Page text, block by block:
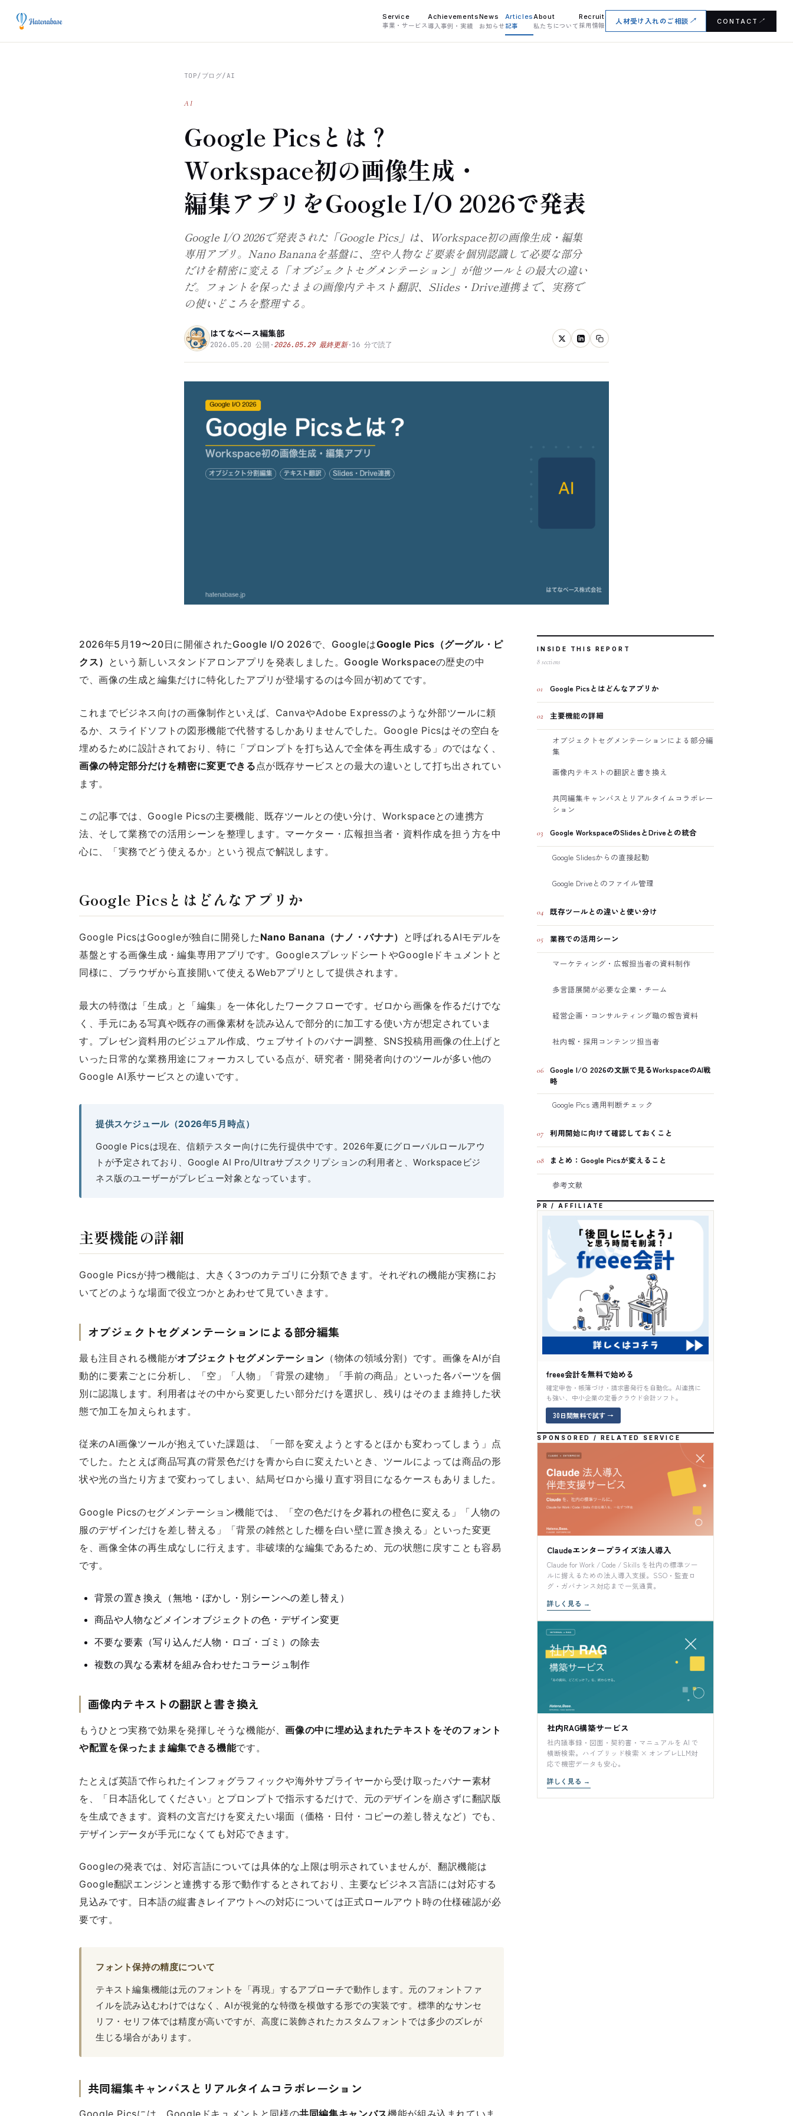
TOP/ ブログ/AI
AI
Google Picsとは？
Workspace初の画像生成・
編集アプリをGoogle I/O 2026で発表
Google I/O 2026で発表された「Google Pics」は、Workspace初の画像生成・編集
専用アプリ。Nano Bananaを基盤に、空や人物など要素を個別認識して必要な部分
だけを精密に変える「オブジェクトセグメンテーション」が他ツールとの最大の違い
だ。フォントを保ったままの画像内テキスト翻訳、Slides・Drive連携まで、実務で
の使いどころを整理する。
はてなベース編集部
2026.05.20 公開 ·2026.05.29最終更新·16 分で読了
2026年5月19〜20日に開催されたGoogle I/O 2026で、GoogleはGoogle Pics（グーグル・ピ
クス） という新しいスタンドアロンアプリを発表しました。Google Workspaceの歴史の中
で、画像の生成と編集だけに特化したアプリが登場するのは今回が初めてです。
これまでビジネス向けの画像制作といえば、CanvaやAdobe Expressのような外部ツールに頼
るか、スライドソフトの図形機能で代替するしかありませんでした。Google Picsはその空白を
埋めるために設計されており、特に「プロンプトを打ち込んで全体を再生成する」のではなく、
画像の特定部分だけを精密に変更できる 点が既存サービスとの最大の違いとして打ち出されてい
ます。
この記事では、Google Picsの主要機能、既存ツールとの使い分け、Workspaceとの連携方
法、そして業務での活用シーンを整理します。マーケター・広報担当者・資料作成を担う方を中
心に、「実務でどう使えるか」という視点で解説します。
Google Picsとはどんなアプリか
Google PicsはGoogleが独自に開発した Nano Banana（ナノ・バナナ） と呼ばれるAIモデルを
基盤とする画像生成・編集専用アプリです。GoogleスプレッドシートやGoogleドキュメントと
同様に、ブラウザから直接開いて使えるWebアプリとして提供されます。
最大の特徴は「生成」と「編集」を一体化したワークフローです。ゼロから画像を作るだけでな
く、手元にある写真や既存の画像素材を読み込んで部分的に加工する使い方が想定されていま
す。プレゼン資料用のビジュアル作成、ウェブサイトのバナー調整、SNS投稿用画像の仕上げと
いった日常的な業務用途にフォーカスしている点が、研究者・開発者向けのツールが多い他の
Google AI系サービスとの違いです。
提供スケジュール（2026年5月時点）
Google Picsは現在、信頼テスター向けに先行提供中です。2026年夏にグローバルロールアウ
トが予定されており、Google AI Pro/Ultraサブスクリプションの利用者と、Workspaceビジ
ネス版のユーザーがプレビュー対象となっています。
主要機能の詳細
Google Picsが持つ機能は、大きく3つのカテゴリに分類できます。それぞれの機能が実務にお
いてどのような場面で役立つかとあわせて見ていきます。
オブジェクトセグメンテーションによる部分編集
最も注目される機能がオブジェクトセグメンテーション （物体の領域分割）です。画像をAIが自
動的に要素ごとに分析し、「空」「人物」「背景の建物」「手前の商品」といった各パーツを個
別に認識します。利用者はその中から変更したい部分だけを選択し、残りはそのまま維持した状
態で加工を加えられます。
従来のAI画像ツールが抱えていた課題は、「一部を変えようとするとほかも変わってしまう」点
でした。たとえば商品写真の背景色だけを青から白に変えたいとき、ツールによっては商品の形
状や光の当たり方まで変わってしまい、結局ゼロから撮り直す羽目になるケースもありました。
Google Picsのセグメンテーション機能では、「空の色だけを夕暮れの橙色に変える」「人物の
服のデザインだけを差し替える」「背景の雑然とした棚を白い壁に置き換える」といった変更
を、画像全体の再生成なしに行えます。非破壊的な編集であるため、元の状態に戻すことも容易
です。
背景の置き換え（無地・ぼかし・別シーンへの差し替え）
商品や人物などメインオブジェクトの色・デザイン変更
不要な要素（写り込んだ人物・ロゴ・ゴミ）の除去
複数の異なる素材を組み合わせたコラージュ制作
画像内テキストの翻訳と書き換え
もうひとつ実務で効果を発揮しそうな機能が、画像の中に埋め込まれたテキストをそのフォント
や配置を保ったまま編集できる機能です。
たとえば英語で作られたインフォグラフィックや海外サプライヤーから受け取ったバナー素材
を、「日本語化してください」とプロンプトで指示するだけで、元のデザインを崩さずに翻訳版
を生成できます。資料の文言だけを変えたい場面（価格・日付・コピーの差し替えなど）でも、
デザインデータが手元になくても対応できます。
Googleの発表では、対応言語については具体的な上限は明示されていませんが、翻訳機能は
Google翻訳エンジンと連携する形で動作するとされており、主要なビジネス言語には対応する
見込みです。日本語の縦書きレイアウトへの対応については正式ロールアウト時の仕様確認が必
要です。
フォント保持の精度について
テキスト編集機能は元のフォントを「再現」するアプローチで動作します。元のフォントファ
イルを読み込むわけではなく、AIが視覚的な特徴を模倣する形での実装です。標準的なサンセ
リフ・セリフ体では精度が高いですが、高度に装飾されたカスタムフォントでは多少のズレが
生じる場合があります。
共同編集キャンバスとリアルタイムコラボレーション
INSIDE THIS REPORT
8 sections
01 Google Picsとはどんなアプリか
02 主要機能の詳細
オブジェクトセグメンテーションによる部分編
集
画像内テキストの翻訳と書き換え
共同編集キャンバスとリアルタイムコラボレー
ション
03 Google WorkspaceのSlidesとDriveとの統合
Google Slidesからの直接起動
Google Driveとのファイル管理
04 既存ツールとの違いと使い分け
05 業務での活用シーン
マーケティング・広報担当者の資料制作
多言語展開が必要な企業・チーム
経営企画・コンサルティング職の報告資料
社内報・採用コンテンツ担当者
06
Google I/O 2026の文脈で見るWorkspaceのAI戦
略
Google Pics 適用判断チェック
07 利用開始に向けて確認しておくこと
08 まとめ：Google Picsが変えること
参考文献
PR / AFFILIATE
freee会計を無料で始める
確定申告・帳簿づけ・請求書発行を自動化。AI連携に
も強い、中小企業の定番クラウド会計ソフト。
30日間無料で試す→
SPONSORED / RELATED SERVICE
Claudeエンタープライズ法人導入
Claude for Work / Code / Skills を社内の標準ツー
ルに据えるための法人導入支援。SSO・監査ロ
グ・ガバナンス対応まで一気通貫。
詳しく見る →
社内RAG構築サービス
社内議事録・図面・契約書・マニュアルを AI で
横断検索。ハイブリッド検索 × オンプレLLM対
応で機密データも安心。
詳しく見る →
Service
事業・サービス
Achievements
導入事例・実績
News
お知らせ
Articles
記事
About
私たちについて
Recruit
採用情報 人材受け入れのご相談 ↗ CONTACT ↗